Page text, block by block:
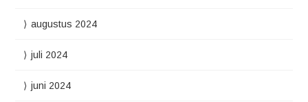
augustus 2024
juli 2024
juni 2024